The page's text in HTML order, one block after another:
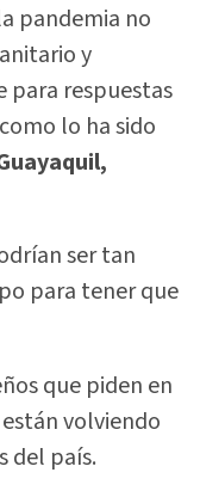
pandemia no
y
para respuestas
lo ha sido
ser tan
para tener que
que piden en
volviendo
del país.